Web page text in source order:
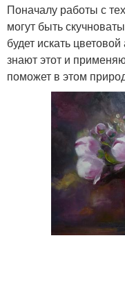
Поначалу работы с
могут быть
будет искать
знают этот и
поможет в этом